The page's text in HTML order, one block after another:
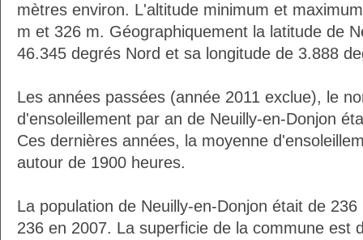
mètres environ. L'altitude minimum et
m et 326 m. Géographiquement la latitude de
46.345 degrés Nord et sa longitude de 3.888
Les années passées (année 2011 exclue), le
d'ensoleillement par an de Neuilly-en-Donjon
Ces dernières années, la moyenne
autour de 1900 heures.
La population de Neuilly-en-Donjon était de
236 en 2007. La superficie de la commune est